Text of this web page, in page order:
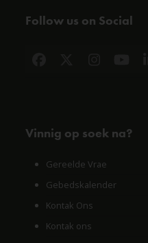
Follow us on Social
Vinnig op soek na?
Gereelde Vrae
Gebedskalender
Kontak Ons
Kontak ons